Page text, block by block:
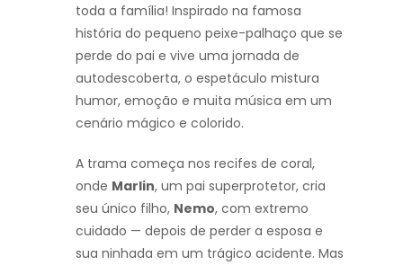
toda a família! Inspirado na famosa
história do pequeno peixe-palhaço que se
perde do pai e vive uma jornada de
autodescoberta, o espetáculo mistura
humor, emoção e muita música em um
cenário mágico e colorido.
A trama começa nos recifes de coral,
onde Marlin, um pai superprotetor, cria
seu único filho, Nemo, com extremo
cuidado — depois de perder a esposa e
sua ninhada em um trágico acidente. Mas